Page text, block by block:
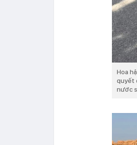
Hoa
quyết
nước